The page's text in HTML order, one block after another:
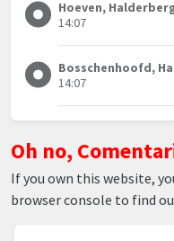
Hoeven,
14:07
Bosschenhoofd,
14:07
Oh no,
If you own this website,
browser console to find